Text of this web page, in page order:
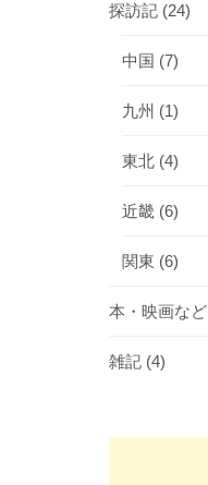
探訪記 (24)
中国 (7)
九州 (1)
東北 (4)
近畿 (6)
関東 (6)
本・映画など
雑記 (4)